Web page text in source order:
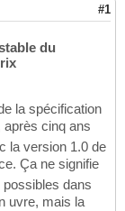
#1
du
la spécification
après cinq ans
la version 1.0 de
Ça ne signifie
dans
mais la